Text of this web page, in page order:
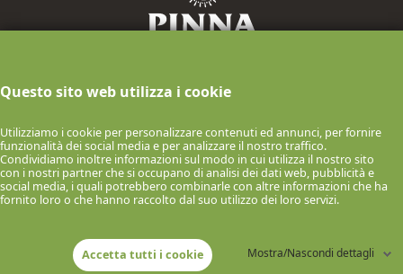
Questo sito web utilizza i cookie
Utilizziamo i cookie per personalizzare contenuti ed annunci, per fornire
funzionalità dei social media e per analizzare il nostro traffico.
Condividiamo inoltre informazioni sul modo in cui utilizza il nostro sito
con i nostri partner che si occupano di analisi dei dati web, pubblicità e
social media, i quali potrebbero combinarle con altre informazioni che ha
fornito loro o che hanno raccolto dal suo utilizzo dei loro servizi.
Accetta tutti i cookie Mostra/Nascondi dettagli
info@pinnaformaggi.it- Tel. 079.886009
- 07047 Thiesi (SS) ITALIA
© 2026 F.lli Pinna Industria Casearia S.p.A.
COOKIE POLICY INFORMATIVA SULLA PRIVACY